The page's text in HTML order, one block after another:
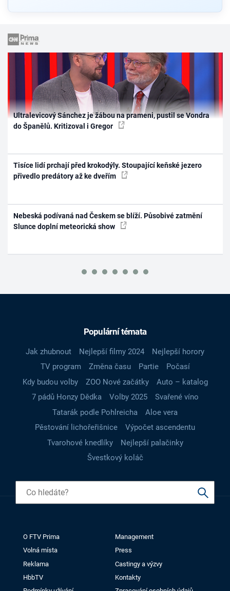
Ultralevicový Sánchez je žábou na prameni, pustil se Vondra
do Španělů. Kritizoval i Gregor
Tisíce lidí prchají před krokodýly. Stoupající keňské jezero
přivedlo predátory až ke dveřím
Nebeská podívaná nad Českem se blíží. Působivé zatmění
Slunce doplní meteorická show
Populární témata
Jak zhubnout Nejlepší filmy 2024
Nejlepší horory
TV program
Změna času Partie
Počasí
Kdy budou volby
ZOO Nové začátky
Auto – katalog
7 pádů Honzy Dědka
Volby 2025
Svařené víno
Tatarák podle Pohlreicha
Aloe vera
Pěstování lichořeřišnice
Výpočet ascendentu
Tvarohové knedlíky
Nejlepší palačinky
Švestkový koláč
O FTV Prima
Management
Volná místa
Press
Reklama
Castingy a výzvy
HbbTV
Kontakty